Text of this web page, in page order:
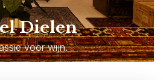
Dielen
voor wijn.